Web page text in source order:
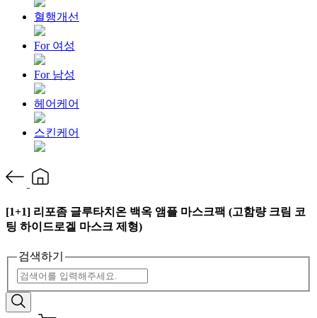
혈행개선
For 여성
For 남성
헤어케어
스킨케어
[1+1] 리포좀 글루타치온 백옥 앰플 마스크팩 (고함량 크림 코
팅 하이드로겔 마스크 제형)
검색하기